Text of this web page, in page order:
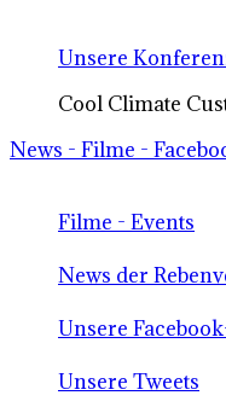
Unsere
Cool Climate
News - Filme -
Filme - Events
News der
Unsere
Unsere Tweets